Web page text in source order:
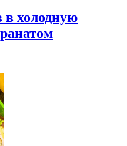
в холодную